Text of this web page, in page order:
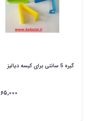
گیره 5 سانتی برای کیسه دیالیز
۶۵,۰۰۰